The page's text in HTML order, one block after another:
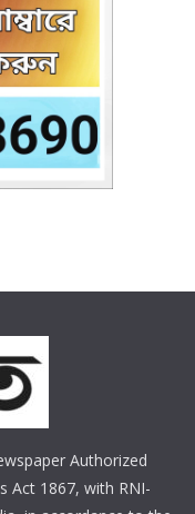
Authorized
Act 1867, with RNI-